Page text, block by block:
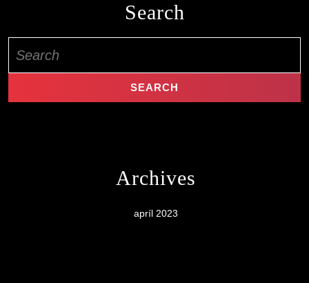
Search
for:
Archives
apríl 2023